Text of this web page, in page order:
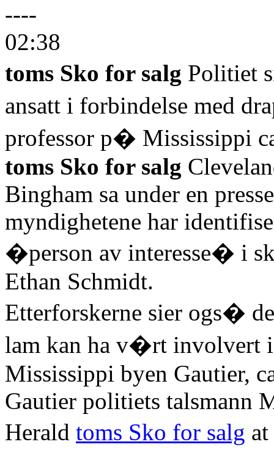
----
02:38
toms Sko for salg Politiet
ansatt i forbindelse med
professor p� Mississippi
toms Sko for salg
Bingham sa under en
myndighetene har
�person av interesse� i
Ethan Schmidt.
Etterforskerne sier ogs�
lam kan ha v�rt involvert
Mississippi byen Gautier,
Gautier politiets talsmann
Herald toms Sko for salg